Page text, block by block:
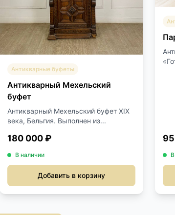
Антикварные буфеты
Антикварный Мехельский
буфет
Антикварный Мехельский буфет XIX
века, Бельгия. Выполнен из...
180 000 ₽
В наличии
Добавить в корзину